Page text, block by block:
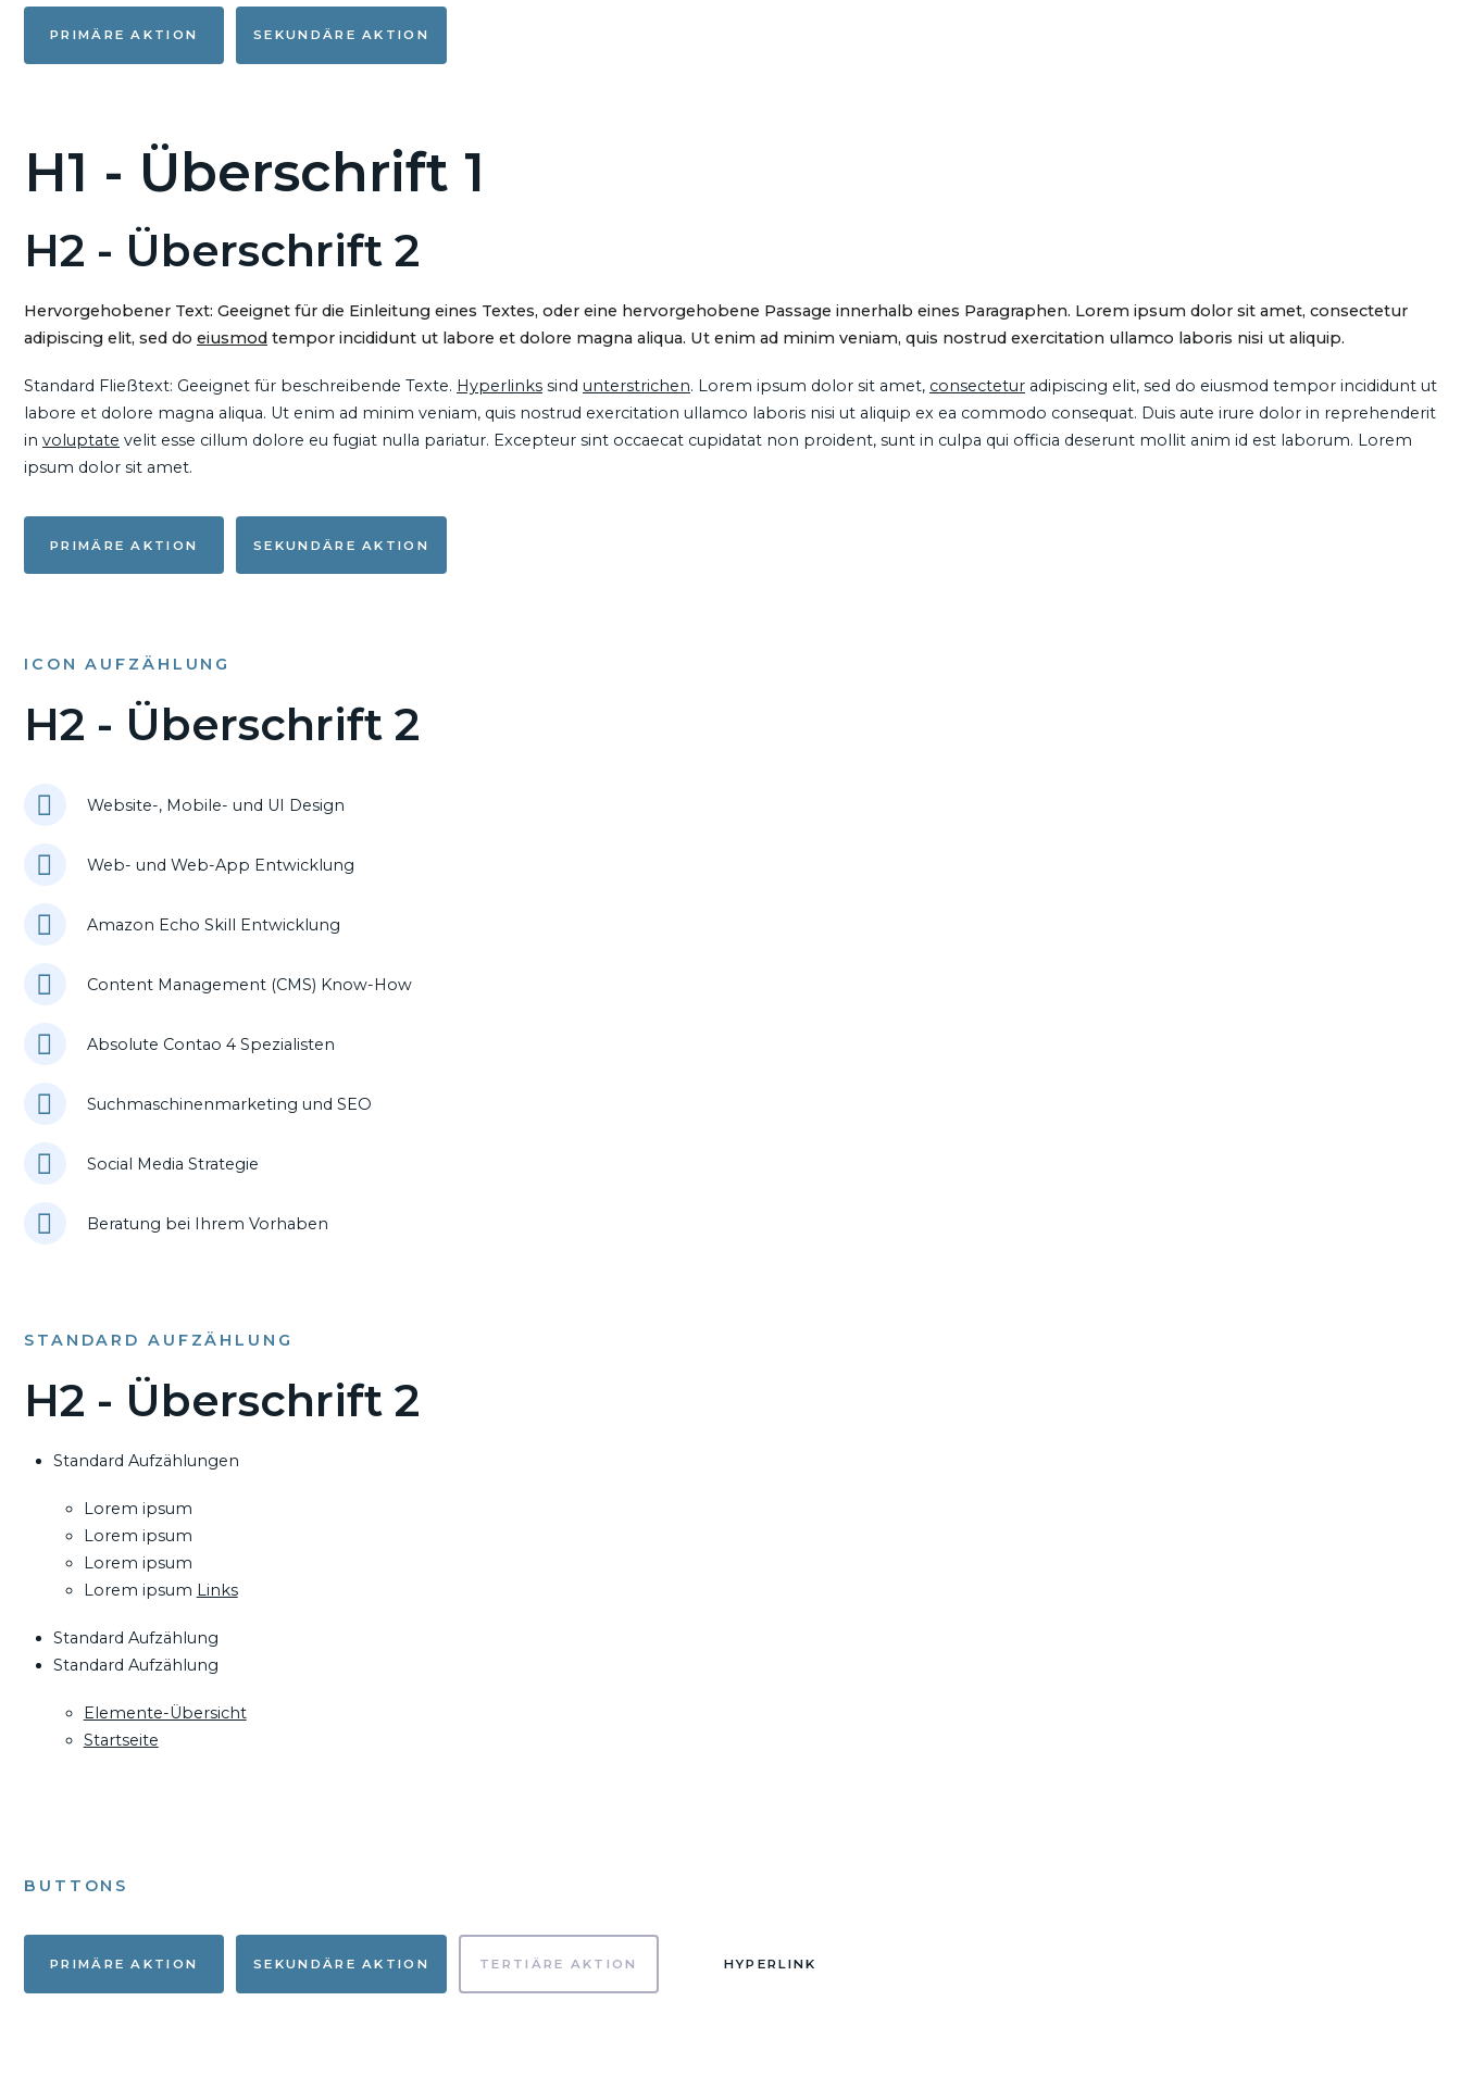
PRIMÄRE AKTION SEKUNDÄRE AKTION
H1 - Überschrift 1
H2 - Überschrift 2
Hervorgehobener Text: Geeignet für die Einleitung eines Textes, oder eine hervorgehobene Passage innerhalb eines Paragraphen. Lorem ipsum dolor sit amet, consectetur
adipiscing elit, sed do eiusmod tempor incididunt ut labore et dolore magna aliqua. Ut enim ad minim veniam, quis nostrud exercitation ullamco laboris nisi ut aliquip.
Standard Fließtext: Geeignet für beschreibende Texte. Hyperlinks sind unterstrichen. Lorem ipsum dolor sit amet, consectetur adipiscing elit, sed do eiusmod tempor incididunt ut
labore et dolore magna aliqua. Ut enim ad minim veniam, quis nostrud exercitation ullamco laboris nisi ut aliquip ex ea commodo consequat. Duis aute irure dolor in reprehenderit
in voluptate velit esse cillum dolore eu fugiat nulla pariatur. Excepteur sint occaecat cupidatat non proident, sunt in culpa qui officia deserunt mollit anim id est laborum. Lorem
ipsum dolor sit amet.
PRIMÄRE AKTION SEKUNDÄRE AKTION
ICON AUFZÄHLUNG
H2 - Überschrift 2
Website-, Mobile- und UI Design
Web- und Web-App Entwicklung
Amazon Echo Skill Entwicklung
Content Management (CMS) Know-How
Absolute Contao 4 Spezialisten
Suchmaschinenmarketing und SEO
Social Media Strategie
Beratung bei Ihrem Vorhaben
STANDARD AUFZÄHLUNG
H2 - Überschrift 2
Standard Aufzählungen
Lorem ipsum
Lorem ipsum
Lorem ipsum
Lorem ipsum Links
Standard Aufzählung
Standard Aufzählung
Elemente-Übersicht
Startseite
BUTTONS
PRIMÄRE AKTION SEKUNDÄRE AKTION TERTIÄRE AKTION HYPERLINK